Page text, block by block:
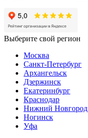
Выберите свой регион
Москва
Санкт-Петербург
Архангельск
Дзержинск
Екатеринбург
Краснодар
Нижний Новгород
Ногинск
Уфа